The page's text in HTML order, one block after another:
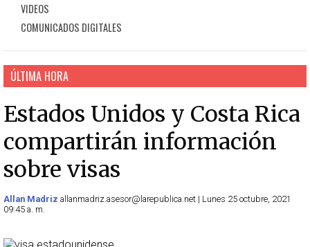
VIDEOS
COMUNICADOS DIGITALES
ÚLTIMA HORA
Estados Unidos y Costa Rica
compartirán información
sobre visas
Allan Madriz allanmadriz.asesor@larepublica.net | Lunes 25 octubre, 2021
09:45 a. m.